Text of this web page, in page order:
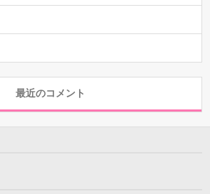
最近のコメント